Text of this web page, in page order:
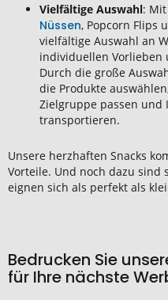
Vielfältige Auswahl:
Nüssen, Popcorn Flips
vielfältige Auswahl an
individuellen Vorlieben
Durch die große
die Produkte
Zielgruppe passen und
transportieren.
Unsere herzhaften Snacks
Vorteile. Und noch dazu sind
eignen sich als perfekt als
Bedrucken Sie
für Ihre nächste